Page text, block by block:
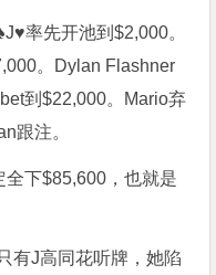
率先开池到$2,000。
。Dylan Flashner
到$22,000。Mario弃
跟注。
全下$85,600，也就是
有J高同花听牌，她陷